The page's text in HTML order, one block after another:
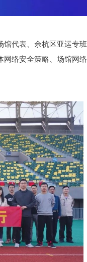
代表、余杭区亚运专班
络安全策略、场馆网络